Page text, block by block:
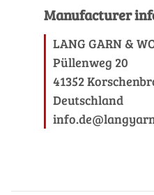
Manufacturer
LANG GARN &
Püllenweg 20
41352
Deutschland